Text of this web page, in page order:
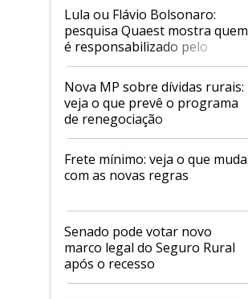
Lula ou Flávio Bolsonaro:
pesquisa Quaest mostra quem
é responsabilizado pelo
tarifaço dos EUA
Nova MP sobre dívidas rurais:
veja o que prevê o programa
de renegociação
Frete mínimo: veja o que muda
com as novas regras
Senado pode votar novo
marco legal do Seguro Rural
após o recesso